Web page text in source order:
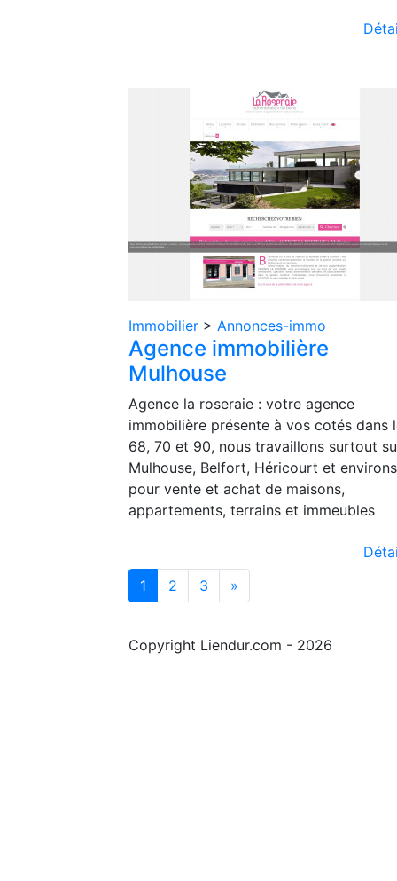
Immobilier > Annonces-immo
Agence immobilière
Mulhouse
Agence la roseraie : votre agence
immobilière présente à vos cotés dans
68, 70 et 90, nous travaillons surtout
Mulhouse, Belfort, Héricourt et
pour vente et achat de maisons,
appartements, terrains et immeubles
1
2 3 »
Copyright Liendur.com - 2026